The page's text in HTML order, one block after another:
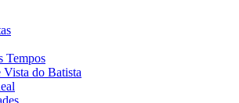
Tempos
Vista do Batista